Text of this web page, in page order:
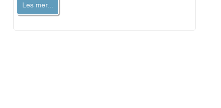
Les mer...